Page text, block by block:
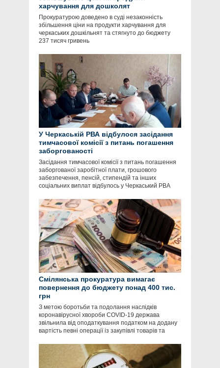
харчування для дошколят
Прокуратурою доведено в суді незаконність
збільшення ціни на продукти харчування для
черкаських дошкільнят та стягнуто до бюджету
237 тисяч гривень
У Черкаській РВА відбулося засідання
тимчасової комісії з питань погашення
заборгованості
Засідання тимчасової комісії з питань погашення
заборгованої заробітної плати, грошового
забезпечення, пенсій, стипендій та інших
соціальних виплат відбулось у Черкаський РВА
Смілянська прокуратура вимагає
повернення до бюджету понад 400 тис.
грн
З метою боротьби та подолання наслідків
коронавірусної хвороби COVID-19 держава
звільнила від оподаткування податком на додану
вартість певні операції із закупівлі товарів та